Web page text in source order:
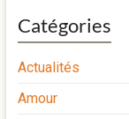
Catégories
Actualités
Amour